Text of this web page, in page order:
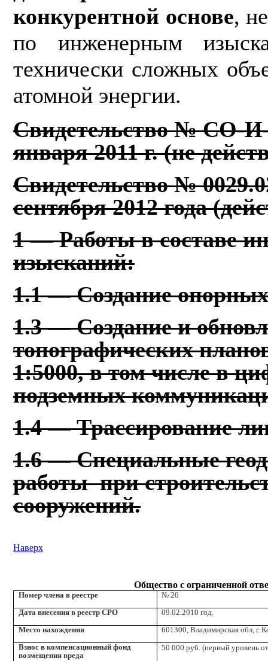
конкурентной основе,
по инженерным
технически сложных
атомной энергии.
Свидетельство № СО-И-
января 2011 г. (не
Свидетельство №
сентября 2012 года
1 — Работы в составе
изысканий:
1.1 — Создание опорных
1.3 — Создание и
топографических
1:5000, в том числе в
подземных
1.4 — Трассирование
1.6 — Специальные
работы при
сооружений.
Наверх
Общество с ограниченной
Номер члена в реестре
№ 20
Дата внесения в реестр СРО
09.02.2010 год.
Место нахождения
601300, Владимирская обл, г.
Взнос в компенсационный фонд
возмещения вреда
50 000 руб. (первый уровень